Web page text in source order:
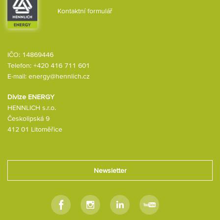
Kontaktní formulář
Divize ENERGY
HENNLICH s.r.o.
Českolipská 9
412 01 Litoměřice
IČO: 14869446
Telefon: +420 416 711 601
E-mail: energy@hennlich.cz
FacebookInstagramLinkedin Youtube
Newsletter